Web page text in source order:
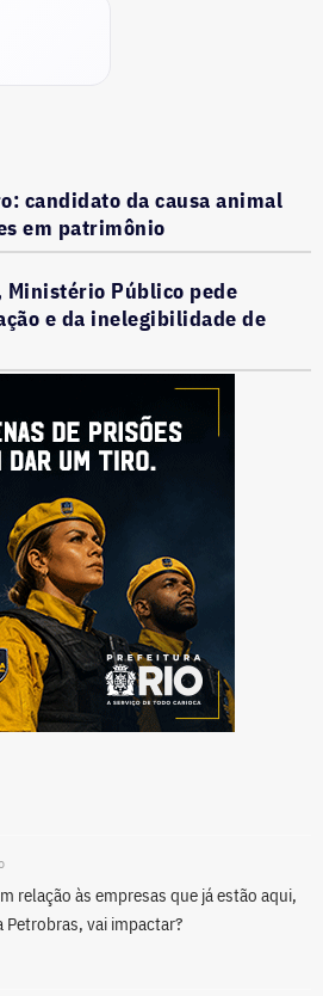
candidato da causa animal
em patrimônio
Ministério Público pede
e da inelegibilidade de
relação às empresas que já estão aqui,
vai impactar?